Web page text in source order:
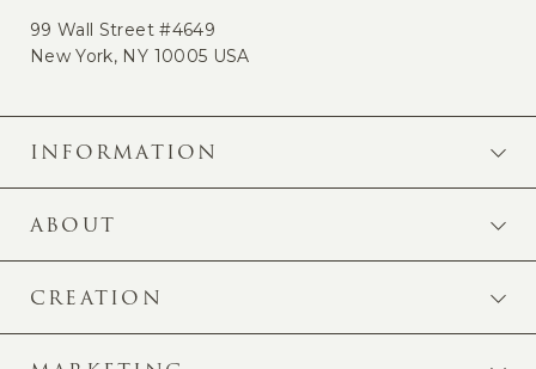
99 Wall Street #4649
New York, NY 10005 USA
INFORMATION
ABOUT
CREATION